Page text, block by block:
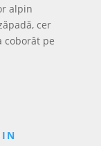
alpin
cer
coborât pe